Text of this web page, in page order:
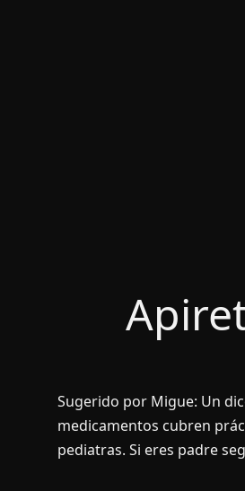
Sugerido por Migue: Un
medicamentos cubren
pediatras. Si eres padre